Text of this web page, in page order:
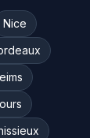
Nice